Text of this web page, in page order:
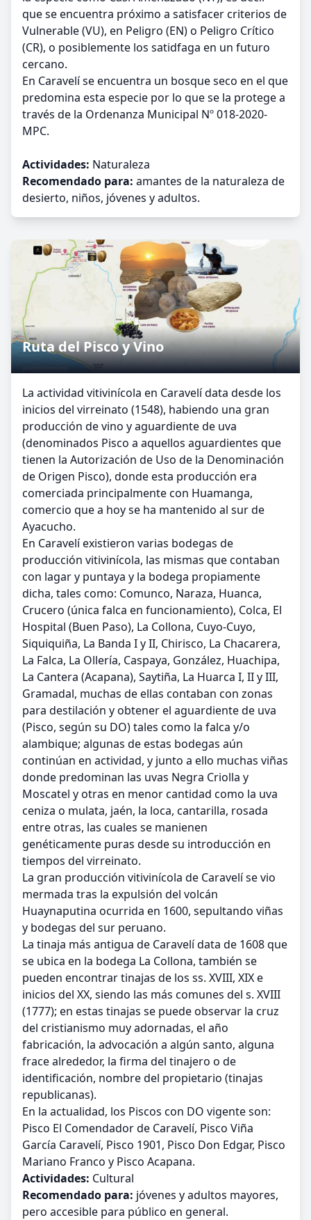
que se encuentra próximo a satisfacer criterios de
Vulnerable (VU), en Peligro (EN) o Peligro Crítico
(CR), o posiblemente los satidfaga en un futuro
cercano.
En Caravelí se encuentra un bosque seco en el que
predomina esta especie por lo que se la protege a
través de la Ordenanza Municipal Nº 018-2020-
MPC.
Actividades: Naturaleza
Recomendado para: amantes de la naturaleza de
desierto, niños, jóvenes y adultos.
Ruta del Pisco y Vino
La actividad vitivinícola en Caravelí data desde los
inicios del virreinato (1548), habiendo una gran
producción de vino y aguardiente de uva
(denominados Pisco a aquellos aguardientes que
tienen la Autorización de Uso de la Denominación
de Origen Pisco), donde esta producción era
comerciada principalmente con Huamanga,
comercio que a hoy se ha mantenido al sur de
Ayacucho.
En Caravelí existieron varias bodegas de
producción vitivinícola, las mismas que contaban
con lagar y puntaya y la bodega propiamente
dicha, tales como: Comunco, Naraza, Huanca,
Crucero (única falca en funcionamiento), Colca, El
Hospital (Buen Paso), La Collona, Cuyo-Cuyo,
Siquiquiña, La Banda I y II, Chirisco, La Chacarera,
La Falca, La Ollería, Caspaya, González, Huachipa,
La Cantera (Acapana), Saytiña, La Huarca I, II y III,
Gramadal, muchas de ellas contaban con zonas
para destilación y obtener el aguardiente de uva
(Pisco, según su DO) tales como la falca y/o
alambique; algunas de estas bodegas aún
continúan en actividad, y junto a ello muchas viñas
donde predominan las uvas Negra Criolla y
Moscatel y otras en menor cantidad como la uva
ceniza o mulata, jaén, la loca, cantarilla, rosada
entre otras, las cuales se manienen
genéticamente puras desde su introducción en
tiempos del virreinato.
La gran producción vitivinícola de Caravelí se vio
mermada tras la expulsión del volcán
Huaynaputina ocurrida en 1600, sepultando viñas
y bodegas del sur peruano.
La tinaja más antigua de Caravelí data de 1608 que
se ubica en la bodega La Collona, también se
pueden encontrar tinajas de los ss. XVIII, XIX e
inicios del XX, siendo las más comunes del s. XVIII
(1777); en estas tinajas se puede observar la cruz
del cristianismo muy adornadas, el año
fabricación, la advocación a algún santo, alguna
frace alrededor, la firma del tinajero o de
identificación, nombre del propietario (tinajas
republicanas).
En la actualidad, los Piscos con DO vigente son:
Pisco El Comendador de Caravelí, Pisco Viña
García Caravelí, Pisco 1901, Pisco Don Edgar, Pisco
Mariano Franco y Pisco Acapana.
Actividades: Cultural
Recomendado para: jóvenes y adultos mayores,
pero accesible para público en general.